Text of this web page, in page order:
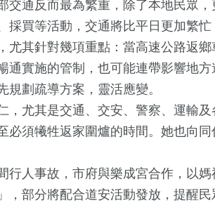
交通反而最為繁重，除了本地民眾
採買等活動，交通將比平日更加繁
尤其針對幾項重點：當高速公路返
通實施的管制，也可能連帶影響地
劃疏導方案，靈活應變。
，尤其是交通、交安、警察、運輸及
必須犧牲返家圍爐的時間。她也向
行人事故，市府與樂成宮合作，以
，部分將配合道安活動發放，提醒